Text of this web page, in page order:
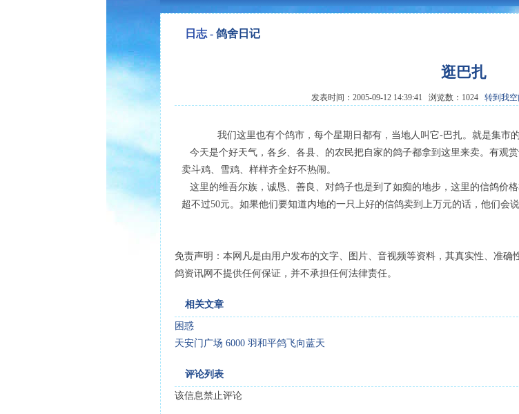
日志 - 鸽舍日记
逛巴扎
发表时间：2005-09-12 14:39:41 浏览数：1024 转到我空
我们这里也有个鸽市，每个星期日都有，当地人叫它-巴扎。就是集市的
今天是个好天气，各乡、各县、的农民把自家的鸽子都拿到这里来卖。有观
卖斗鸡、雪鸡、样样齐全好不热闹。
这里的维吾尔族，诚恳、善良、对鸽子也是到了如痴的地步，这里的信鸽价
超不过50元。如果他们要知道内地的一只上好的信鸽卖到上万元的话，他们会
免责声明：本网凡是由用户发布的文字、图片、音视频等资料，其真实性、准
鸽资讯网不提供任何保证，并不承担任何法律责任。
相关文章
困惑
天安门广场 6000 羽和平鸽飞向蓝天
评论列表
该信息禁止评论